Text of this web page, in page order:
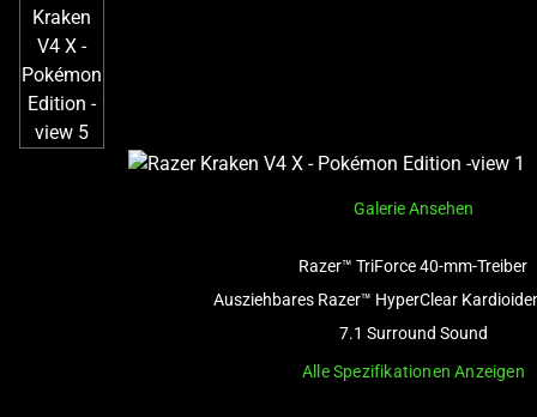
Galerie Ansehen
Razer™ TriForce 40-mm-Treiber
Ausziehbares Razer™ HyperClear
7.1 Surround Sound
Alle Spezifikationen Anzeigen